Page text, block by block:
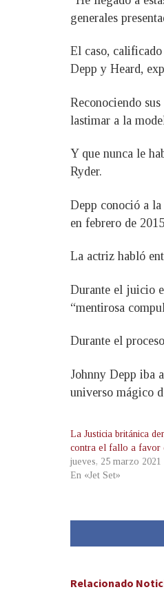
generales
El caso,
Depp y Heard,
Reconociendo
lastimar a la
Y que nunca le
Ryder.
Depp conoció a la
en febrero de
La actriz habló
Durante el juicio
“mentirosa
Durante el
Johnny Depp iba
universo mágico
La Justicia británica
contra el fallo a favor
jueves, 25 marzo 2021
En «Jet Set»
Relacionado